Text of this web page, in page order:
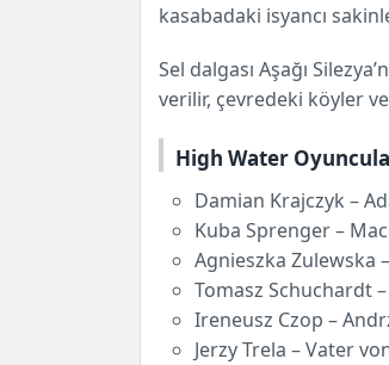
kasabadaki isyancı
Sel dalgası Aşağı
verilir, çevredeki köyler
High Water
Damian Krajczyk –
Kuba Sprenger –
Agnieszka Zulewska
Tomasz Schuchardt
Ireneusz Czop –
Jerzy Trela – Vater